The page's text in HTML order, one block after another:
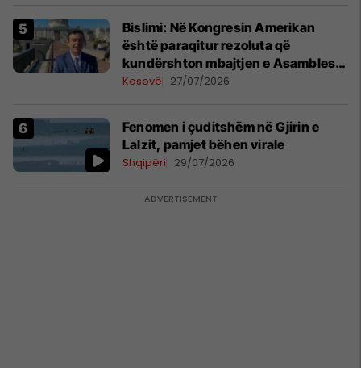
Bislimi: Në Kongresin Amerikan
është paraqitur rezoluta që
kundërshton mbajtjen e Asamblesë
Parlamentare të OSBE-së në
Kosovë 27/07/2026
Fenomen i çuditshëm në Gjirin e
Lalzit, pamjet bëhen virale
Shqipëri 29/07/2026